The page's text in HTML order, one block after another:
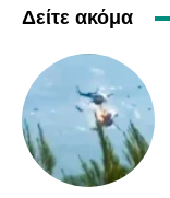
Δείτε ακόμα